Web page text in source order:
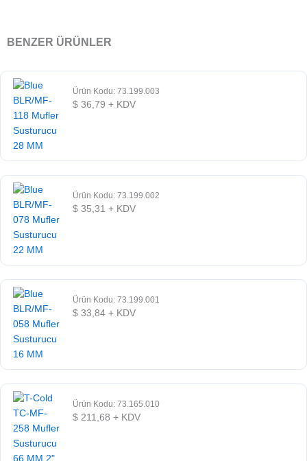
BENZER ÜRÜNLER
Ürün Kodu: 73.199.003
$ 36,79 + KDV
Ürün Kodu: 73.199.002
$ 35,31 + KDV
Ürün Kodu: 73.199.001
$ 33,84 + KDV
Ürün Kodu: 73.165.010
$ 211,68 + KDV